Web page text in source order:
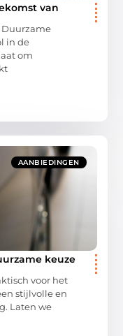
van
in de
om
AANBIEDINGEN
keuze
voor het
stijlvolle en
Laten we